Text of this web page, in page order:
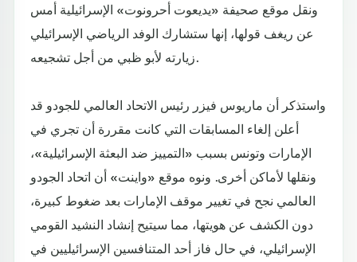
ونقل موقع صحيفة «يديعوت أحرونوت» الإسرائيلية أمس
عن ريغف قولها، إنها ستشارك الوفد الرياضي الإسرائيلي
زيارته لأبو ظبي من أجل تشجيعه.
واستذكر أن ماريوس فيزر رئيس الاتحاد العالمي للجودو قد
أعلن إلغاء المسابقات التي كانت مقررة أن تجري في
الإمارات وتونس بسبب «التمييز ضد البعثة الإسرائيلية»،
ونقلها لأماكن أخرى. ونوه موقع «واينت» أن اتحاد الجودو
العالمي نجح في تغيير موقف الإمارات بعد ضغوط كبيرة،
دون الكشف عن هويتها، مما سيتيح إنشاد النشيد القومي
الإسرائيلي، في حال فاز أحد المتنافسين الإسرائيليين في